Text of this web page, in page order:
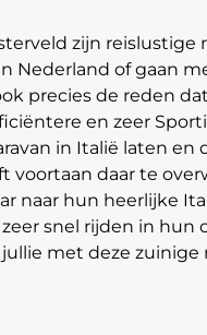
zijn reislustige
Nederland of gaan
precies de reden
en zeer
in Italië laten
voortaan daar te
naar hun heerlijke
snel rijden in hun
met deze